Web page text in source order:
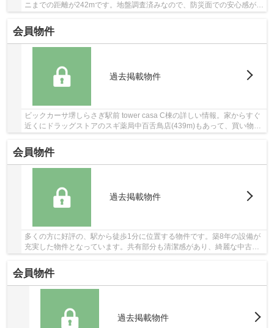
ニまでの距離が242mです。地盤調査済みなので、防災面での安心感が増
会員物件
過去掲載物件
ビックカーサ堺しらさぎ駅前 tower casa C棟の詳しい情報。家からすぐ
近くにドラッグストアのスギ薬局中百舌鳥店(439m)もあって、買い物し
会員物件
過去掲載物件
多くの方に好評の、駅から徒歩1分に位置する物件です。築8年の設備が
充実した物件となっています。共有部分も清潔感があり、綺麗な中古マ
会員物件
過去掲載物件